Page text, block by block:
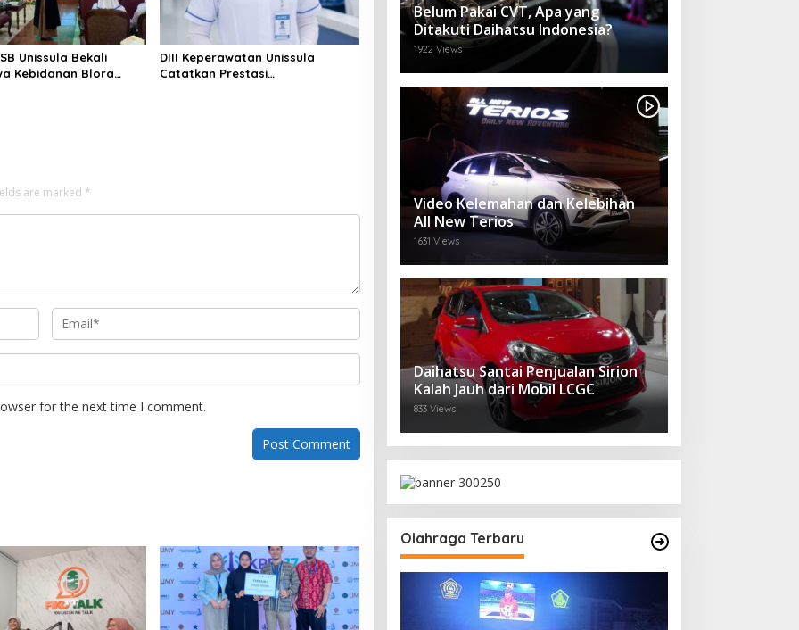
Unissula Bekali
Kebidanan Blora
DIII Keperawatan Unissula
Catatkan Prestasi
are marked *
for the next time I comment.
Belum Pakai CVT, Apa yang
Ditakuti Daihatsu Indonesia?
1922 Views
Video Kelemahan dan Kelebihan
All New Terios
1631 Views
Daihatsu Santai Penjualan Sirion
Kalah Jauh dari Mobil LCGC
833 Views
Olahraga Terbaru